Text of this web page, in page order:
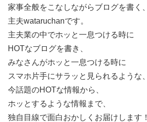
家事全般をこなしながらブログを書く、
主夫wataruchanです。
主夫業の中でホッと一息つける時に
HOTなブログを書き、
みなさんがホッと一息つける時に
スマホ片手にサラッと見られるような、
今話題のHOTな情報から、
ホッとするような情報まで、
独自目線で面白おかしくお届けします！